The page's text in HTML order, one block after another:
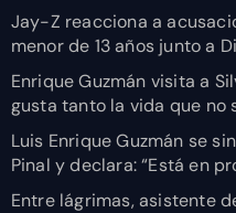
Jay-Z reacciona a
menor de 13 años junto a
Enrique Guzmán visita a
gusta tanto la vida que no
Luis Enrique Guzmán se
Pinal y declara: “Está en
Entre lágrimas, asistente